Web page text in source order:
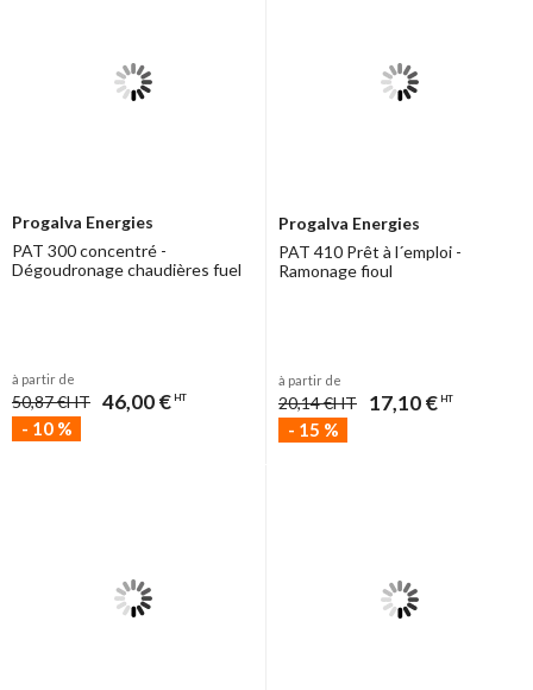
Progalva Energies
PAT 300 concentré -
Dégoudronage chaudières fuel
à partir de
50,87 €HT 46,00 € HT
- 10 %
Progalva Energies
PAT 410 Prêt à l´emploi -
Ramonage fioul
à partir de
20,14 €HT 17,10 € HT
- 15 %